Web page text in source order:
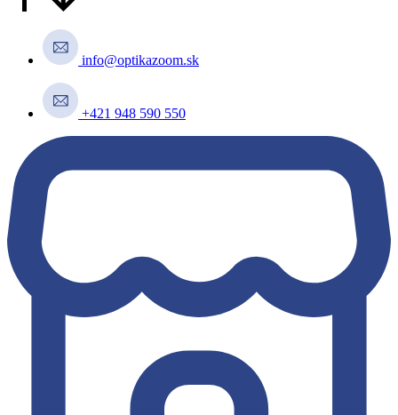
info@optikazoom.sk
+421 948 590 550